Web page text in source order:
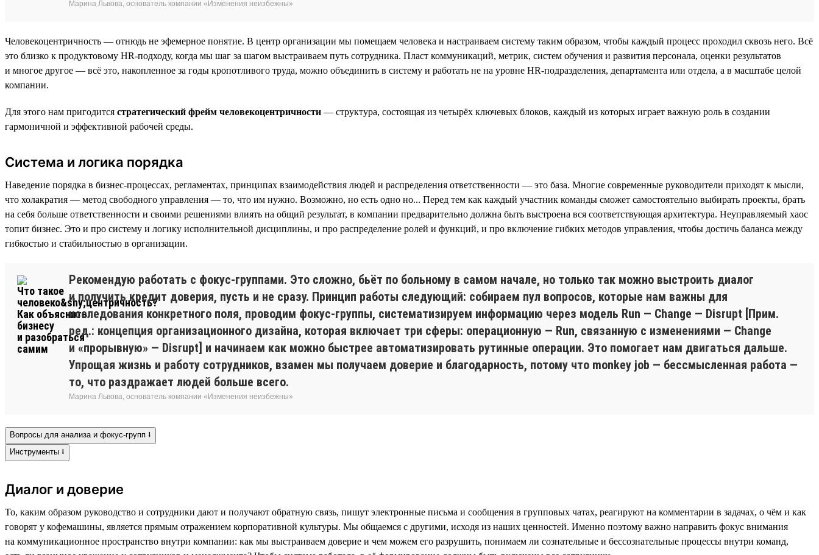
Марина Львова, основатель компании «Изменения неизбежны»
Человекоцентричность — отнюдь не эфемерное понятие. В центр организации мы помещаем человека и настраиваем систему таким образом, чтобы каждый процесс проходил сквозь него. Всё
это близко к продуктовому HR-подходу, когда мы шаг за шагом выстраиваем путь сотрудника. Пласт коммуникаций, метрик, систем обучения и развития персонала, оценки результатов
и многое другое — всё это, накопленное за годы кропотливого труда, можно объединить в систему и работать не на уровне HR-подразделения, департамента или отдела, а в масштабе целой
компании.
Для этого нам пригодится стратегический фрейм человекоцентричности — структура, состоящая из четырёх ключевых блоков, каждый из которых играет важную роль в создании
гармоничной и эффективной рабочей среды.
Система и логика порядка
Наведение порядка в бизнес-процессах, регламентах, принципах взаимодействия людей и распределения ответственности — это база. Многие современные руководители приходят к мысли,
что холакратия — метод свободного управления — то, что им нужно. Возможно, но есть одно но... Перед тем как каждый участник команды сможет самостоятельно выбирать проекты, брать
на себя больше ответственности и своими решениями влиять на общий результат, в компании предварительно должна быть выстроена вся соответствующая архитектура. Неуправляемый хаос
топит бизнес. Это и про систему и логику исполнительной дисциплины, и про распределение ролей и функций, и про включение гибких методов управления, чтобы достичь баланса между
гибкостью и стабильностью в организации.
Рекомендую работать с фокус-группами. Это сложно, бьёт по больному в самом начале, но только так можно выстроить диалог
и получить кредит доверия, пусть и не сразу. Принцип работы следующий: собираем пул вопросов, которые нам важны для
исследования конкретного поля, проводим фокус-группы, систематизируем информацию через модель Run — Change — Disrupt [Прим.
ред.: концепция организационного дизайна, которая включает три сферы: операционную — Run, связанную с изменениями — Change
и «прорывную» — Disrupt] и начинаем как можно быстрее автоматизировать рутинные операции. Это помогает нам двигаться дальше.
Упрощая жизнь и работу сотрудников, взамен мы получаем доверие и благодарность, потому что monkey job — бессмысленная работа —
то, что раздражает людей больше всего.
Марина Львова, основатель компании «Изменения неизбежны»
Вопросы для анализа и фокус-групп ⭣
Инструменты ⭣
Диалог и доверие
То, каким образом руководство и сотрудники дают и получают обратную связь, пишут электронные письма и сообщения в групповых чатах, реагируют на комментарии в задачах, о чём и как
говорят у кофемашины, является прямым отражением корпоративной культуры. Мы общаемся с другими, исходя из наших ценностей. Именно поэтому важно направить фокус внимания
на коммуникационное пространство внутри компании: как мы выстраиваем доверие и чем можем его разрушить, понимаем ли сознательные и бессознательные процессы внутри команд,